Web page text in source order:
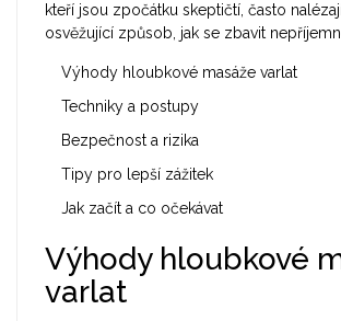
kteří jsou zpočátku skeptičtí, často
osvěžující způsob, jak se zbavit
Výhody hloubkové masáže varlat
Techniky a postupy
Bezpečnost a rizika
Tipy pro lepší zážitek
Jak začít a co očekávat
Výhody hloubkové
varlat